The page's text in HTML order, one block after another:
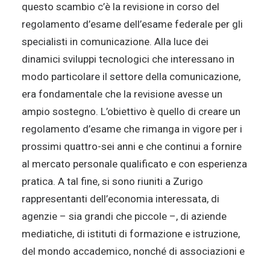
questo scambio c’è la revisione in corso del
regolamento d’esame dell’esame federale per gli
specialisti in comunicazione. Alla luce dei
dinamici sviluppi tecnologici che interessano in
modo particolare il settore della comunicazione,
era fondamentale che la revisione avesse un
ampio sostegno. L’obiettivo è quello di creare un
regolamento d’esame che rimanga in vigore per i
prossimi quattro-sei anni e che continui a fornire
al mercato personale qualificato e con esperienza
pratica. A tal fine, si sono riuniti a Zurigo
rappresentanti dell’economia interessata, di
agenzie – sia grandi che piccole –, di aziende
mediatiche, di istituti di formazione e istruzione,
del mondo accademico, nonché di associazioni e